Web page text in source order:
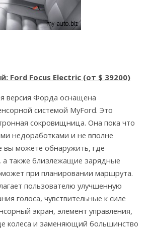
Ford Focus Electric (от $ 39200)
версия Форда оснащена
системой MyFord. Это
сокровищница. Она пока что
недоработками и не вполне
вы можете обнаружить, где
также близлежащие зарядные
при планировании маршрута.
пользователю улучшенную
голоса, чувствительные к силе
экран, элемент управления,
колеса и заменяющий большинство